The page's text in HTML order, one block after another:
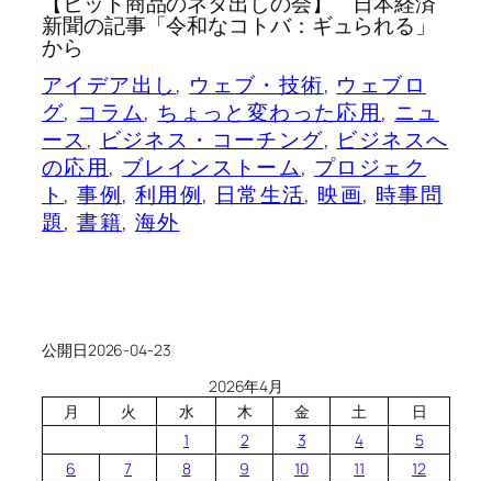
新聞の記事「令和なコトバ：ギュられる」
から
アイデア出し, ウェブ・技術, ウェブロ
グ, コラム, ちょっと変わった応用, ニュ
ース, ビジネス・コーチング, ビジネスへ
の応用, ブレインストーム, プロジェク
ト , 事例, 利用例, 日常生活, 映画, 時事問
題, 書籍, 海外
公開日2026-04-23
2026年4月
月
火 水 木 金 土
日
1
2 3 4
5
6
7 8 9 10 11
12